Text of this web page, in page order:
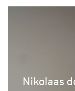
Nikolaas